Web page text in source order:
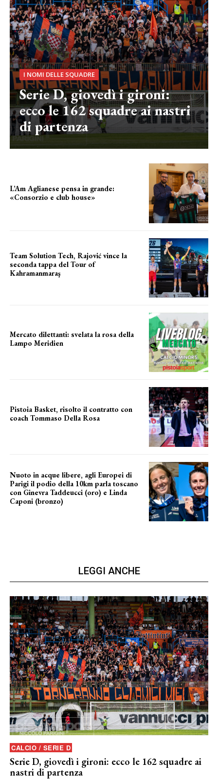
I NOMI DELLE SQUADRE
Serie D, giovedì i gironi:
ecco le 162 squadre ai nastri
di partenza
L’Am Aglianese pensa in grande:
«Consorzio e club house»
Team Solution Tech, Rajović vince la
seconda tappa del Tour of
Kahramanmaraş
Mercato dilettanti: svelata la rosa della
Lampo Meridien
Pistoia Basket, risolto il contratto con
coach Tommaso Della Rosa
Nuoto in acque libere, agli Europei di
Parigi il podio della 10km parla toscano
con Ginevra Taddeucci (oro) e Linda
Caponi (bronzo)
LEGGI ANCHE
CALCIO / SERIE D
Serie D, giovedì i gironi: ecco le 162 squadre ai
nastri di partenza